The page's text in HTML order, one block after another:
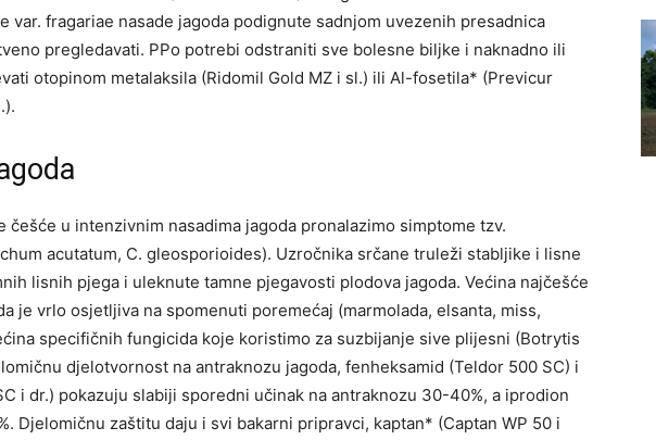
var. fragariae nasade jagoda podignute sadnjom uvezenih presadnica
pregledavati. PPo potrebi odstraniti sve bolesne biljke i naknadno ili
otopinom metalaksila (Ridomil Gold MZ i sl.) ili Al-fosetila* (Previcur
češće u intenzivnim nasadima jagoda pronalazimo simptome tzv.
acutatum, C. gleosporioides). Uzročnika srčane truleži stabljike i lisne
lisnih pjega i uleknute tamne pjegavosti plodova jagoda. Većina najčešće
je vrlo osjetljiva na spomenuti poremećaj (marmolada, elsanta, miss,
specifičnih fungicida koje koristimo za suzbijanje sive plijesni (Botrytis
djelotvornost na antraknozu jagoda, fenheksamid (Teldor 500 SC) i
i dr.) pokazuju slabiji sporedni učinak na antraknozu 30-40%, a iprodion
Djelomičnu zaštitu daju i svi bakarni pripravci, kaptan* (Captan WP 50 i